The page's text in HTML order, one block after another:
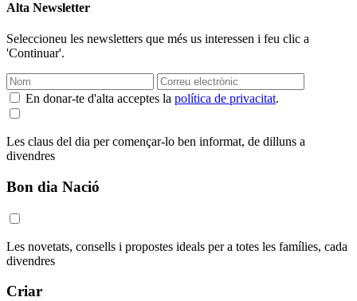
Alta Newsletter
Seleccioneu les newsletters que més us interessen i feu clic a
'Continuar'.
En donar-te d'alta acceptes la política de privacitat.
Les claus del dia per començar-lo ben informat, de dilluns a
divendres
Bon dia Nació
Les novetats, consells i propostes ideals per a totes les famílies, cada
divendres
Criar